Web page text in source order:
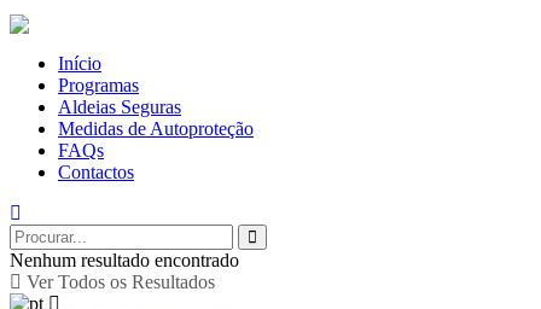
Início
Programas
Aldeias Seguras
Medidas de Autoproteção
FAQs
Contactos
Nenhum resultado encontrado
Ver Todos os Resultados